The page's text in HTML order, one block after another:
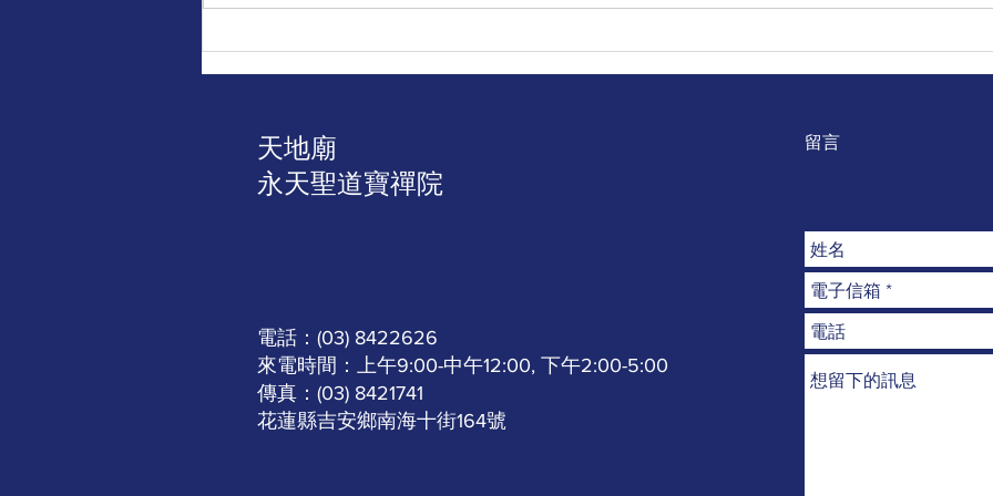
第18年第91次發送二十二萬
資助花東縣偏鄉貧困弱勢家
偏
天地廟
​永天聖道寶禪院
電話：(03) 8422626
來電時間：上午9:00-中午12:00, 下午2:00-5:00
傳真：(03) 8421741
​花蓮縣吉安鄉南海十街164號
留言